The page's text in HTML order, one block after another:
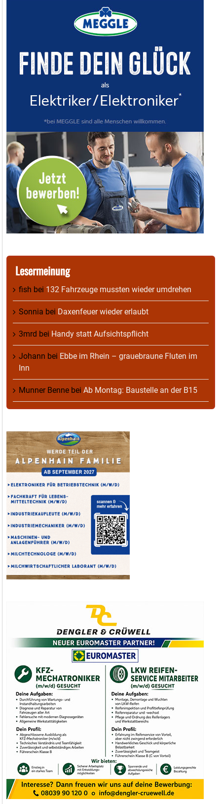
Lesermeinung
fish bei 132 Fahrzeuge mussten wieder umdrehen
Sonnia bei Daxenfeuer wieder erlaubt
3mrd bei Handy statt Aufsichtspflicht
Johann bei Ebbe im Rhein – grauebraune Fluten im
Inn
Munner Benne bei Ab Montag: Baustelle an der B15